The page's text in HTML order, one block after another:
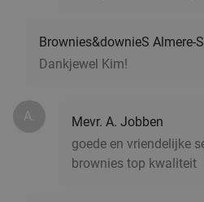
Brownies&downieS Almere-
Dankjewel Kim!
A.
Mevr. A. Jobben
goede en vriendelijke
brownies top kwaliteit